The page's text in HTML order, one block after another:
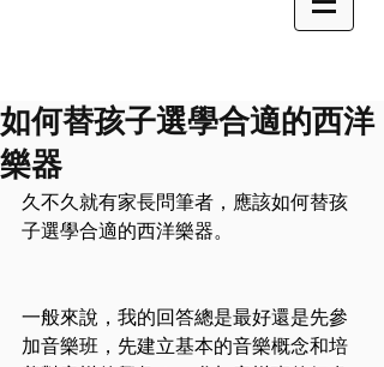
如何替孩子選學合適的西洋
樂器
久不久就有家長問筆者，應該如何替孩
子選學合適的西洋樂器。
一般來說，我的回答總是最好還是先參
加音樂班，先建立基本的音樂概念和培